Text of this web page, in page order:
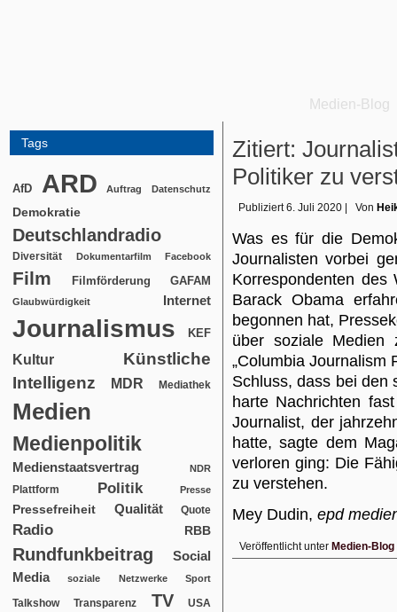
Medien-Blog
Tags
AfD ARD Auftrag Datenschutz
Demokratie
Deutschlandradio
Diversität Dokumentarfilm Facebook
Film Filmförderung GAFAM
Glaubwürdigkeit Internet
Journalismus KEF
Kultur
Künstliche
Intelligenz
MDR Mediathek
Medien
Medienpolitik
Medienstaatsvertrag NDR
Plattform Politik Presse
Pressefreiheit Qualität Quote
Radio RBB
Rundfunkbeitrag
Social
Media
soziale Netzwerke Sport
Talkshow Transparenz TV USA
Zitiert:
Politiker zu
Publiziert 6. Juli 2020 Von
Was es für die
Journalisten vorbei
Korrespondenten des
Barack Obama
begonnen hat,
über soziale Medien
„Columbia Journalism
Schluss, dass bei den
harte Nachrichten
Journalist, der
hatte, sagte dem
verloren ging: Die
zu verstehen.
Mey Dudin, epd
Veröffentlicht unter Medien-Blog